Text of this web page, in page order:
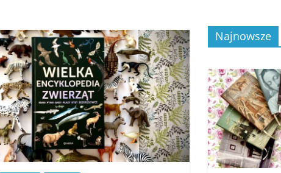
Najnowsze